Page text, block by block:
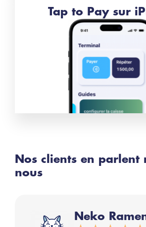
Tap to Pay sur
Nos clients en parlent
nous
Neko